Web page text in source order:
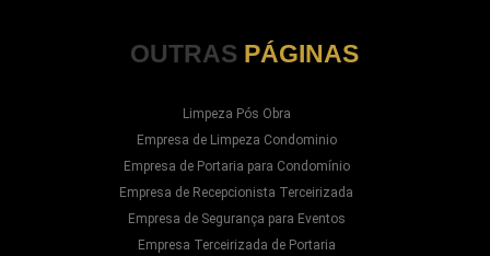
OUTRAS PÁGINAS
Limpeza Pós Obra
Empresa de Limpeza Condominio
Empresa de Portaria para Condomínio
Empresa de Recepcionista Terceirizada
Empresa de Segurança para Eventos
Empresa Terceirizada de Portaria